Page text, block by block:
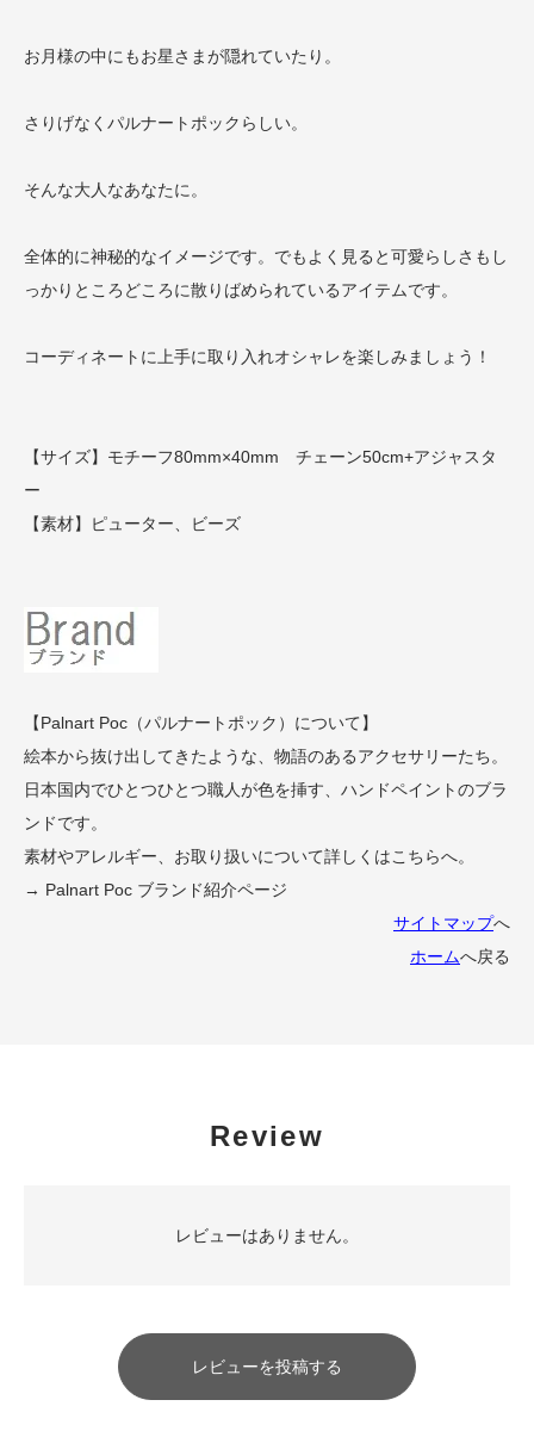
お月様の中にもお星さまが隠れていたり。
さりげなくパルナートポックらしい。
そんな大人なあなたに。
全体的に神秘的なイメージです。でもよく見ると可愛らしさもし
っかりところどころに散りばめられているアイテムです。
コーディネートに上手に取り入れオシャレを楽しみましょう！
【サイズ】モチーフ80mm×40mm チェーン50cm+アジャスタ
ー
【素材】ピューター、ビーズ
【Palnart Poc（パルナートポック）について】
絵本から抜け出してきたような、物語のあるアクセサリーたち。
日本国内でひとつひとつ職人が色を挿す、ハンドペイントのブラ
ンドです。
素材やアレルギー、お取り扱いについて詳しくはこちらへ。
→ Palnart Poc ブランド紹介ページ
サイトマップへ
ホームへ戻る
Review
レビューはありません。
レビューを投稿する